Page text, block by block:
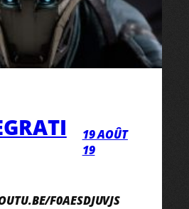
19 AOÛT
19
F0AESDJUVJS